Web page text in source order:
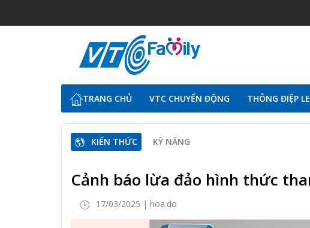
TRANG CHỦ VTC CHUYỂN ĐỘNG THÔNG ĐIỆP
KIẾN THỨC KỸ NĂNG
Cảnh báo lừa đảo hình thức
17/03/2025 | hoa.do